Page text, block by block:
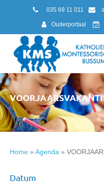
035 69 11 011
Ouderportaal
Home » Agenda »
Datum